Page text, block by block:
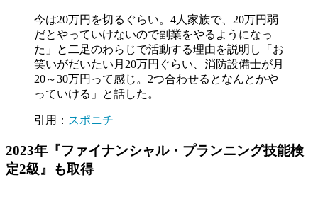
今は20万円を切るぐらい。4人家族で、20万円弱
だとやっていけないので副業をやるようになっ
た」と二足のわらじで活動する理由を説明し「お
笑いがだいたい月20万円ぐらい、消防設備士が月
20～30万円って感じ。2つ合わせるとなんとかや
っていける」と話した。
引用： スポニチ
2023年『ファイナンシャル・プランニング技能検
定2級』も取得